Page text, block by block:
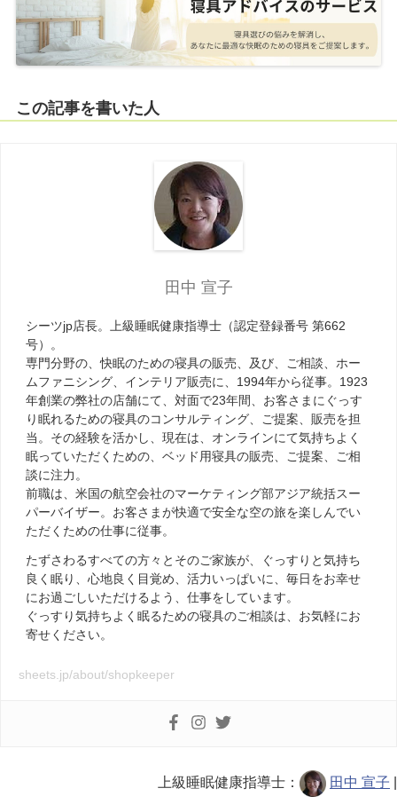
この記事を書いた人
田中 宣子
シーツjp店長。上級睡眠健康指導士（認定登録番号 第662
号）。
専門分野の、快眠のための寝具の販売、及び、ご相談、ホー
ムファニシング、インテリア販売に、1994年から従事。1923
年創業の弊社の店舗にて、対面で23年間、お客さまにぐっす
り眠れるための寝具のコンサルティング、ご提案、販売を担
当。その経験を活かし、現在は、オンラインにて気持ちよく
眠っていただくための、ベッド用寝具の販売、ご提案、ご相
談に注力。
前職は、米国の航空会社のマーケティング部アジア統括スー
パーバイザー。お客さまが快適で安全な空の旅を楽しんでい
ただくための仕事に従事。
たずさわるすべての方々とそのご家族が、ぐっすりと気持ち
良く眠り、心地良く目覚め、活力いっぱいに、毎日をお幸せ
にお過ごしいただけるよう、仕事をしています。
ぐっすり気持ちよく眠るための寝具のご相談は、お気軽にお
寄せください。
sheets.jp/about/shopkeeper
上級睡眠健康指導士： 田中 宣子